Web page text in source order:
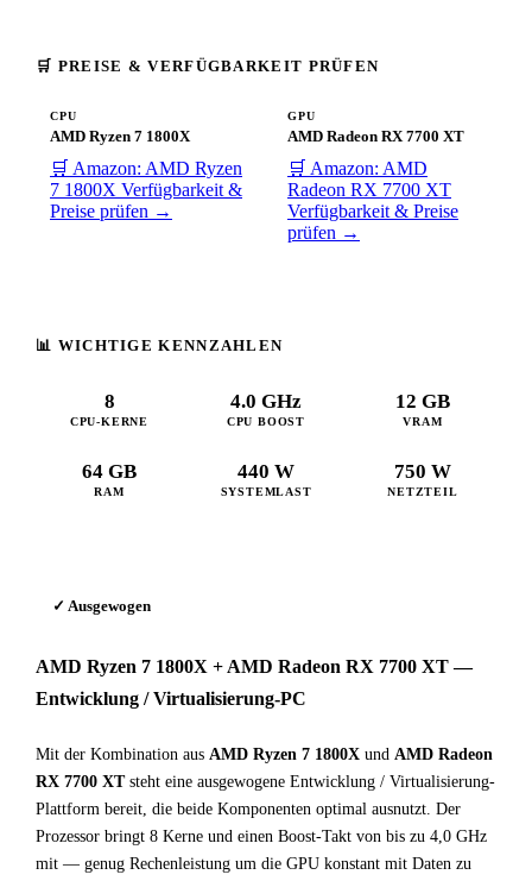
🛒 PREISE & VERFÜGBARKEIT PRÜFEN
CPU
AMD Ryzen 7 1800X
🛒 Amazon: AMD Ryzen
7 1800X Verfügbarkeit &
Preise prüfen →
GPU
AMD Radeon RX 7700 XT
🛒 Amazon: AMD
Radeon RX 7700 XT
Verfügbarkeit & Preise
prüfen →
📊 WICHTIGE KENNZAHLEN
8
CPU-KERNE
4.0 GHz
CPU BOOST
12 GB
VRAM
64 GB
RAM
440 W
SYSTEMLAST
750 W
NETZTEIL
✓ Ausgewogen
AMD Ryzen 7 1800X + AMD Radeon RX 7700 XT —
Entwicklung / Virtualisierung-PC
Mit der Kombination aus AMD Ryzen 7 1800X und AMD Radeon
RX 7700 XTsteht eine ausgewogene Entwicklung / Virtualisierung-
Plattform bereit, die beide Komponenten optimal ausnutzt. Der
Prozessor bringt 8 Kerne und einen Boost-Takt von bis zu 4,0 GHz
mit — genug Rechenleistung um die GPU konstant mit Daten zu